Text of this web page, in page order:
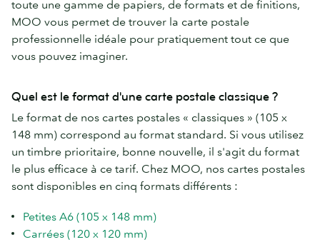
toute une gamme de papiers, de formats et de finitions,
MOO vous permet de trouver la carte postale
professionnelle idéale pour pratiquement tout ce que
vous pouvez imaginer.
Quel est le format d'une carte postale classique ?
Le format de nos cartes postales « classiques » (105 x
148 mm) correspond au format standard. Si vous utilisez
un timbre prioritaire, bonne nouvelle, il s'agit du format
le plus efficace à ce tarif. Chez MOO, nos cartes postales
sont disponibles en cinq formats différents :
Petites A6 (105 x 148 mm)
Carrées (120 x 120 mm)